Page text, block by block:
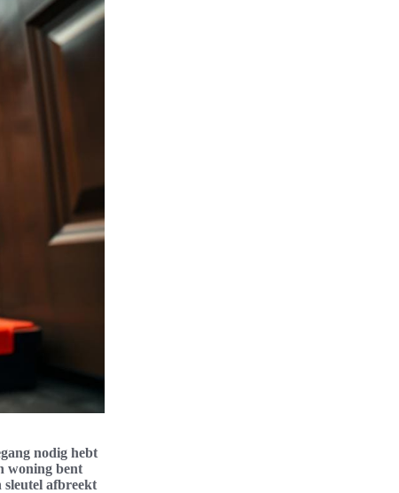
nodig hebt
woning bent
sleutel afbreekt